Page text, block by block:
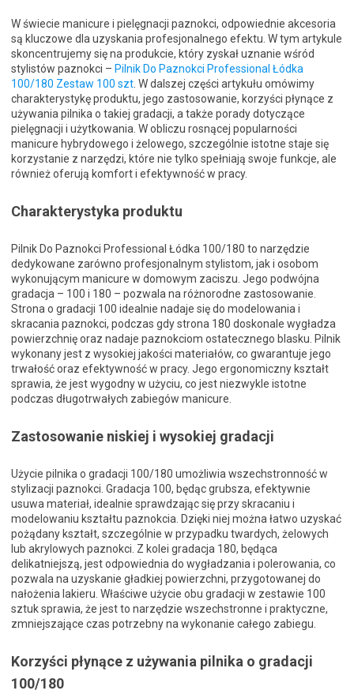
W świecie manicure i pielęgnacji paznokci, odpowiednie akcesoria
są kluczowe dla uzyskania profesjonalnego efektu. W tym artykule
skoncentrujemy się na produkcie, który zyskał uznanie wśród
stylistów paznokci – Pilnik Do Paznokci Professional Łódka
100/180 Zestaw 100 szt . W dalszej części artykułu omówimy
charakterystykę produktu, jego zastosowanie, korzyści płynące z
używania pilnika o takiej gradacji, a także porady dotyczące
pielęgnacji i użytkowania. W obliczu rosnącej popularności
manicure hybrydowego i żelowego, szczególnie istotne staje się
korzystanie z narzędzi, które nie tylko spełniają swoje funkcje, ale
również oferują komfort i efektywność w pracy.
Charakterystyka produktu
Pilnik Do Paznokci Professional Łódka 100/180 to narzędzie
dedykowane zarówno profesjonalnym stylistom, jak i osobom
wykonującym manicure w domowym zaciszu. Jego podwójna
gradacja – 100 i 180 – pozwala na różnorodne zastosowanie.
Strona o gradacji 100 idealnie nadaje się do modelowania i
skracania paznokci, podczas gdy strona 180 doskonale wygładza
powierzchnię oraz nadaje paznokciom ostatecznego blasku. Pilnik
wykonany jest z wysokiej jakości materiałów, co gwarantuje jego
trwałość oraz efektywność w pracy. Jego ergonomiczny kształt
sprawia, że jest wygodny w użyciu, co jest niezwykle istotne
podczas długotrwałych zabiegów manicure.
Zastosowanie niskiej i wysokiej gradacji
Użycie pilnika o gradacji 100/180 umożliwia wszechstronność w
stylizacji paznokci. Gradacja 100, będąc grubsza, efektywnie
usuwa materiał, idealnie sprawdzając się przy skracaniu i
modelowaniu kształtu paznokcia. Dzięki niej można łatwo uzyskać
pożądany kształt, szczególnie w przypadku twardych, żelowych
lub akrylowych paznokci. Z kolei gradacja 180, będąca
delikatniejszą, jest odpowiednia do wygładzania i polerowania, co
pozwala na uzyskanie gładkiej powierzchni, przygotowanej do
nałożenia lakieru. Właściwe użycie obu gradacji w zestawie 100
sztuk sprawia, że jest to narzędzie wszechstronne i praktyczne,
zmniejszające czas potrzebny na wykonanie całego zabiegu.
Korzyści płynące z używania pilnika o gradacji
100/180